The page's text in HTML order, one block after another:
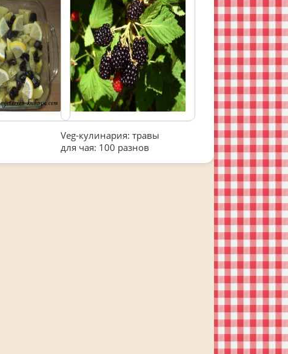
Veg-кулинария: травы
для чая: 100 разнов